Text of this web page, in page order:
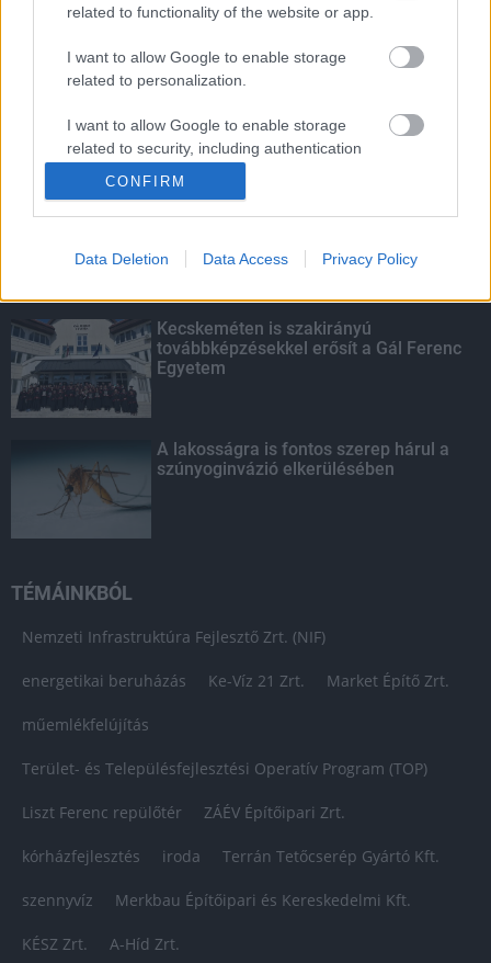
related to functionality of the website or app.
I want to allow Google to enable storage
related to personalization.
I want to allow Google to enable storage
related to security, including authentication
CONFIRM
Data Deletion Data Access Privacy Policy
Amire többmillióan vártunk: szombattól
másodfokúra csökken a riasztás
KIEMELT
Megérkezett az eső a Duna
Kecskeméten is szakirányú
továbbképzésekkel erősít a Gál Ferenc
Egyetem
A lakosságra is fontos szerep hárul a
szúnyoginvázió elkerülésében
TÉMÁINKBÓL
Nemzeti Infrastruktúra Fejlesztő Zrt. (NIF)
energetikai beruházás Ke-Víz 21 Zrt. Market Építő Zrt.
műemlékfelújítás
Terület- és Településfejlesztési Operatív Program (TOP)
Liszt Ferenc repülőtér ZÁÉV Építőipari Zrt.
kórházfejlesztés iroda Terrán Tetőcserép Gyártó Kft.
szennyvíz Merkbau Építőipari és Kereskedelmi Kft.
KÉSZ Zrt. A-Híd Zrt.